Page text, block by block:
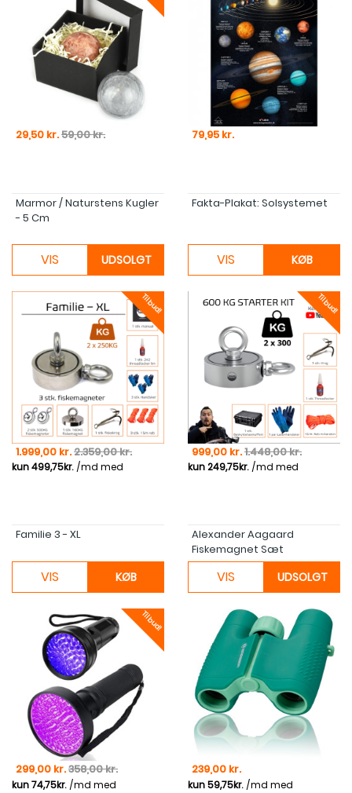
Pris
29,50 kr.Normal pris
59,00 kr.
Marmor / Naturstens Kugler
- 5 Cm
VIS UDSOLGT
Pris
79,95 kr.
Fakta-Plakat: Solsystemet
VIS KØB
Tilbud!
Pris
1.999,00 kr.Normal pris
2.359,00 kr.
Familie 3 - XL
VIS KØB
Tilbud!
Pris
999,00 kr.Normal pris
1.448,00 kr.
Alexander Aagaard
Fiskemagnet Sæt
VIS UDSOLGT
Tilbud!
Pris
299,00 kr.Normal pris
358,00 kr. Pris
239,00 kr.